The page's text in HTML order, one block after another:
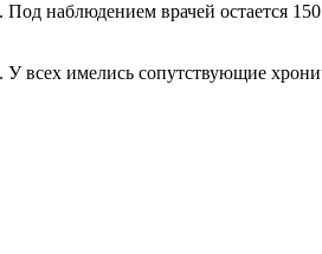
наблюдением врачей остается
всех имелись сопутствующие